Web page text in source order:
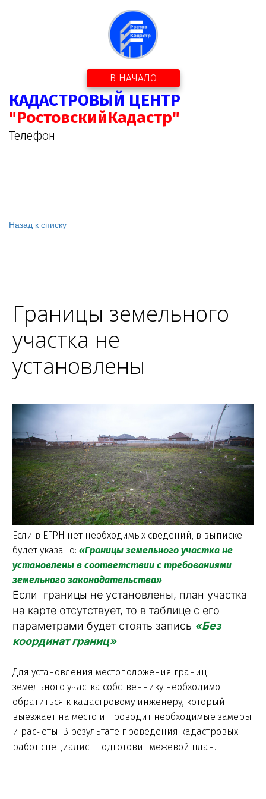
В НАЧАЛО
КАДАСТРОВЫЙ ЦЕНТР
"РостовскийКадастр"
Телефон
Назад к списку
Границы земельного
участка не
установлены
Если в ЕГРН нет необходимых сведений, в выписке
будет указано: «Границы земельного участка не
установлены в соответствии с требованиями
земельного законодательства»
Если границы не установлены, план участка
на карте отсутствует, то в таблице с его
параметрами будет стоять запись «Без
координат границ»
Для установления местоположения границ
земельного участка собственнику необходимо
обратиться к кадастровому инженеру, который
выезжает на место и проводит необходимые замеры
и расчеты. В результате проведения кадастровых
работ специалист подготовит межевой план.